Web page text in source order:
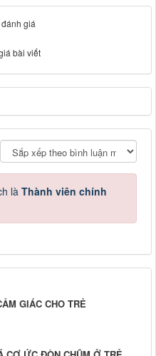
giá
bài viết
là Thành viên chính
GIÁC CHO TRẺ